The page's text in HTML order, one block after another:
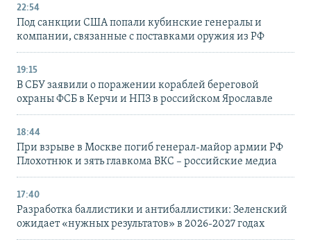
22:54
Под санкции США попали кубинские генералы и
компании, связанные с поставками оружия из РФ
19:15
В СБУ заявили о поражении кораблей береговой
охраны ФСБ в Керчи и НПЗ в российском Ярославле
18:44
При взрыве в Москве погиб генерал-майор армии РФ
Плохотнюк и зять главкома ВКС – российские медиа
17:40
Разработка баллистики и антибаллистики: Зеленский
ожидает «нужных результатов» в 2026-2027 годах